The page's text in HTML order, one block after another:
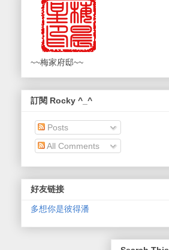
~~梅家府邸~~
訂閱 Rocky ^_^
Posts
All Comments
好友链接
多想你是彼得潘